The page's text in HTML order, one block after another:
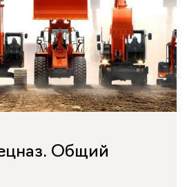
Общий